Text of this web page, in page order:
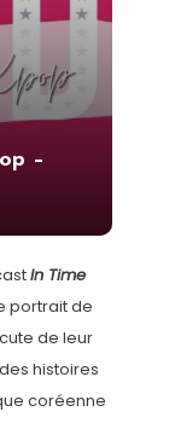
–
In Time
portrait de
de leur
histoires
coréenne